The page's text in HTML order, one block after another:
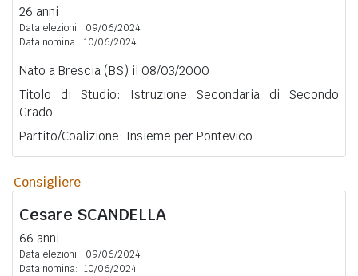
26 anni
Data elezioni:
09/06/2024
Data nomina: 10/06/2024
Nato a Brescia (BS) il 08/03/2000
Titolo di Studio: Istruzione Secondaria di Secondo
Grado
Partito/Coalizione: Insieme per Pontevico
Consigliere
Cesare SCANDELLA
66 anni
Data elezioni:
09/06/2024
Data nomina: 10/06/2024